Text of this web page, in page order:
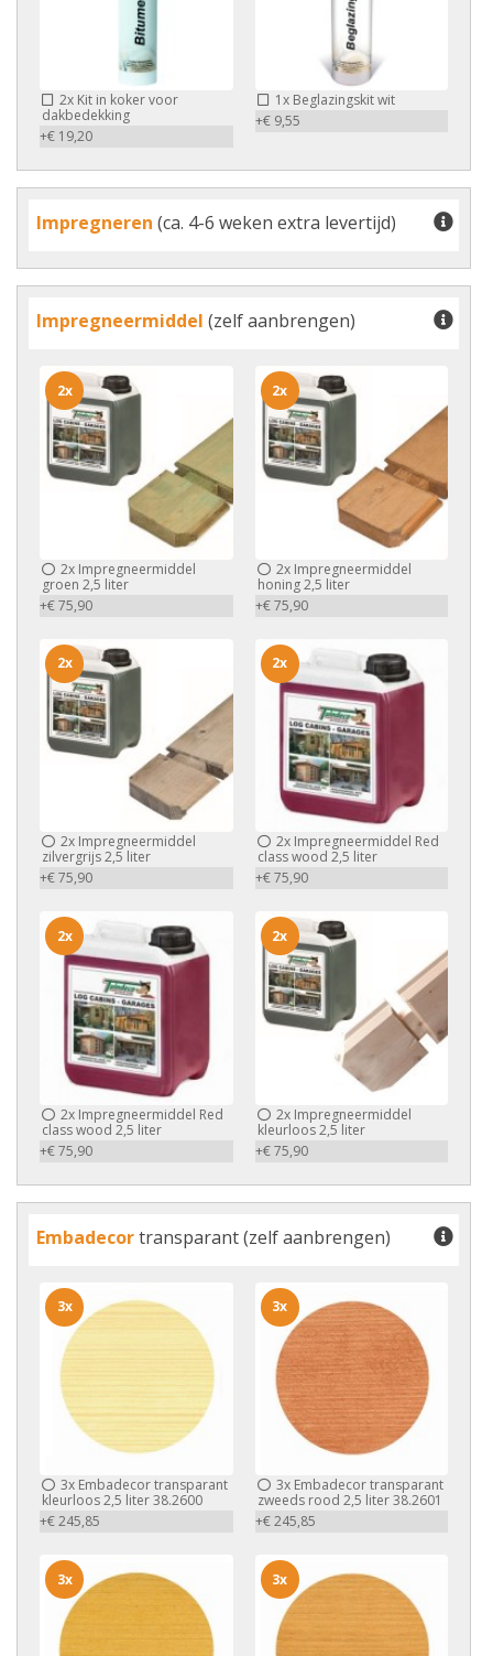
2x Kit in koker voor
dakbedekking
+€ 19,20
1xBeglazingskit wit
+€ 9,55
Impregneren (ca. 4-6 weken extra levertijd)
Impregneermiddel (zelf aanbrengen)
2x Impregneermiddel
groen 2,5 liter
+€ 75,90
2x
2xImpregneermiddel
honing 2,5 liter
+€ 75,90
2x
2x Impregneermiddel
zilvergrijs 2,5 liter
+€ 75,90
2x
2xImpregneermiddel Red
class wood 2,5 liter
+€ 75,90
2x
2x Impregneermiddel Red
class wood 2,5 liter
+€ 75,90
2x
2xImpregneermiddel
kleurloos 2,5 liter
+€ 75,90
2x
Embadecortransparant (zelf aanbrengen)
3x Embadecor transparant
kleurloos 2,5 liter 38.2600
+€ 245,85
3x
3xEmbadecor transparant
zweeds rood 2,5 liter 38.2601
+€ 245,85
3x
3x 3x